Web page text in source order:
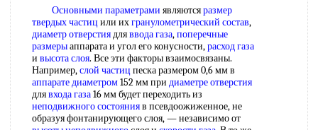
Основными параметрами являютсяразмер
твердых частиц или ихгранулометрический состав,
диаметр отверстиядляввода газа,поперечные
размерыаппарата и угол его конусности,расход газа
и высота слоя. Все эти факторы взаимосвязаны.
Например,слой частиц песка размером 0,6 мм в
аппарате диаметром152 мм при диаметре отверстия
длявхода газа16 мм будет переходить из
неподвижного состоянияв псевдоожиженное, не
образуя фонтанирующего слоя, — независимо от